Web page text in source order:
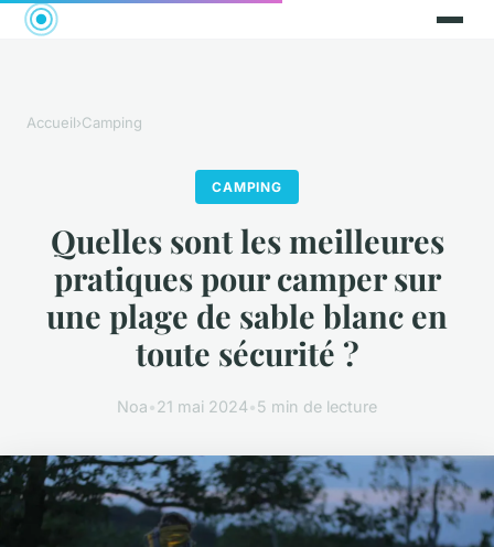
Accueil›Camping
CAMPING
Quelles sont les meilleures
pratiques pour camper sur
une plage de sable blanc en
toute sécurité ?
Noa•21 mai 2024•5 min de lecture